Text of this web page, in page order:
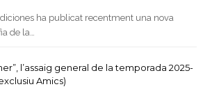
ha publicat recentment una nova
de la…
l’assaig general de la temporada 2025-
Amics)